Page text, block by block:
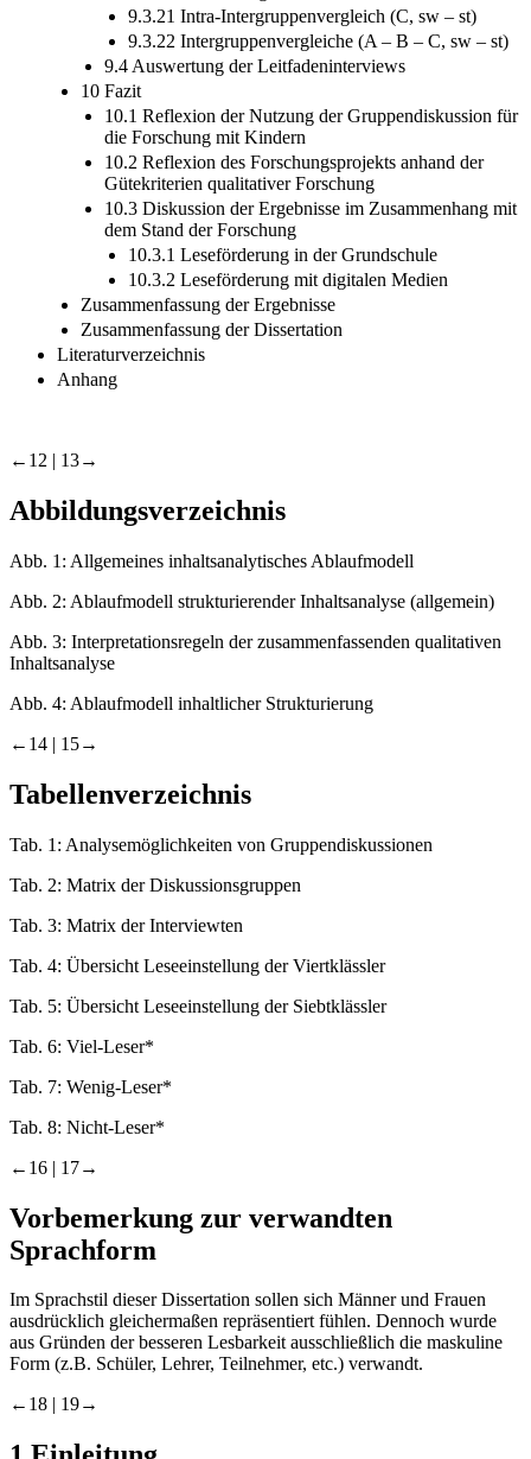
Zusammenfassung
9.3.21 Intra-Intergruppenvergleich (C, sw – st)
9.3.22 Intergruppenvergleiche (A – B – C, sw – st)
9.4 Auswertung der Leitfadeninterviews
10 Fazit
10.1 Reflexion der Nutzung der Gruppendiskussion für
die Forschung mit Kindern
10.2 Reflexion des Forschungsprojekts anhand der
Gütekriterien qualitativer Forschung
10.3 Diskussion der Ergebnisse im Zusammenhang mit
dem Stand der Forschung
10.3.1 Leseförderung in der Grundschule
10.3.2 Leseförderung mit digitalen Medien
Zusammenfassung der Ergebnisse
Zusammenfassung der Dissertation
Literaturverzeichnis
Abbildungsverzeichnis
Abb. 3:Interpretationsregeln der zusammenfassenden qualitativen
Vorbemerkung zur verwandten
Sprachform
Im Sprachstil dieser Dissertation sollen sich Männer und Frauen
ausdrücklich gleichermaßen repräsentiert fühlen. Dennoch wurde
aus Gründen der besseren Lesbarkeit ausschließlich die maskuline